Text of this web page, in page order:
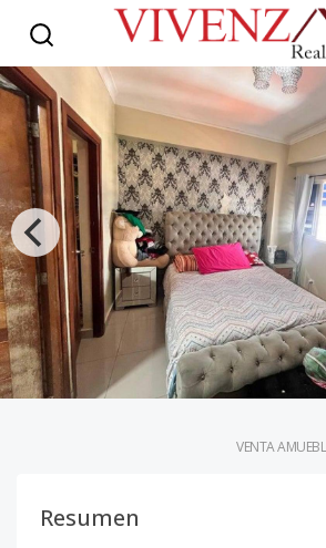
VENTA
Resumen